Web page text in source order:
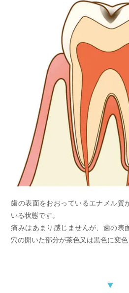
歯の表面をおおっているエナメル質
いる状態です。
痛みはあまり感じませんが、歯の表
穴の開いた部分が茶色又は黒色に変色
▼